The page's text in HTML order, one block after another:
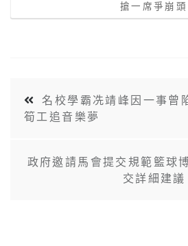
搶一席爭崩頭
名校學霸冼靖峰因一事曾
筍工追音樂夢
政府邀請馬會提交規範籃球
交詳細建